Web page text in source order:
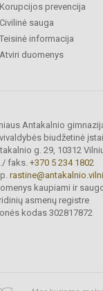
Korupcijos prevencija
Civilinė sauga
Teisinė informacija
Atviri duomenys
Antakalnio
biudžetinė
g. 29, 10312
faks. +370 5 234 1802
kaupiami ir
asmenų registre
kodas 302817872